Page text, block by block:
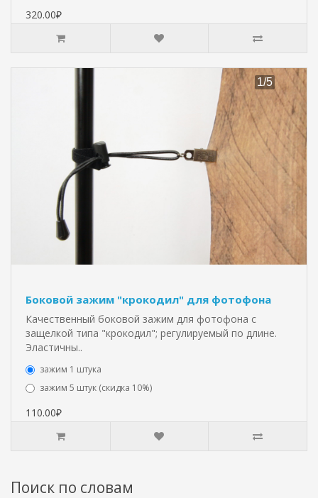
320.00₽
Боковой зажим "крокодил" для фотофона
Качественный боковой зажим для фотофона с
защелкой типа "крокодил"; регулируемый по длине.
Эластичны..
зажим 1 штука
зажим 5 штук (скидка 10%)
110.00₽
Поиск по словам